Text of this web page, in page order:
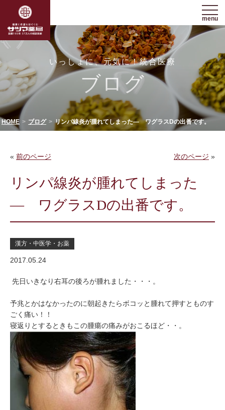
menu
いっしょに、元気に！統合医療
ブログ
HOME ブログ リンパ線炎が腫れてしまった― ワグラスDの出番です。
« 前のページ 次のページ »
リンパ線炎が腫れてしまった
― ワグラスDの出番です。
漢方・中医学・お薬
2017.05.24
先日いきなり右耳の後ろが腫れました・・・。
予兆とかはなかったのに朝起きたらボコッと腫れて押すとものす
ごく痛い！！
寝返りとするときもこの腫瘍の痛みがおこるほど・・。